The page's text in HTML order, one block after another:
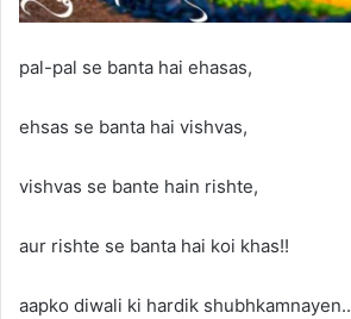
pal-pal se banta hai ehasas,
ehsas se banta hai vishvas,
vishvas se bante hain rishte,
aur rishte se banta hai koi khas!!
aapko diwali ki hardik shubhkamnayen..